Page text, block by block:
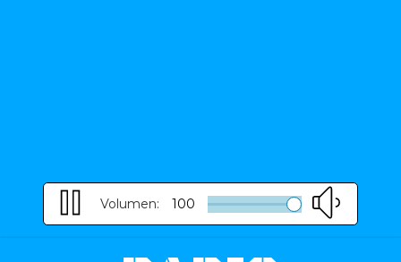
Volumen: 100